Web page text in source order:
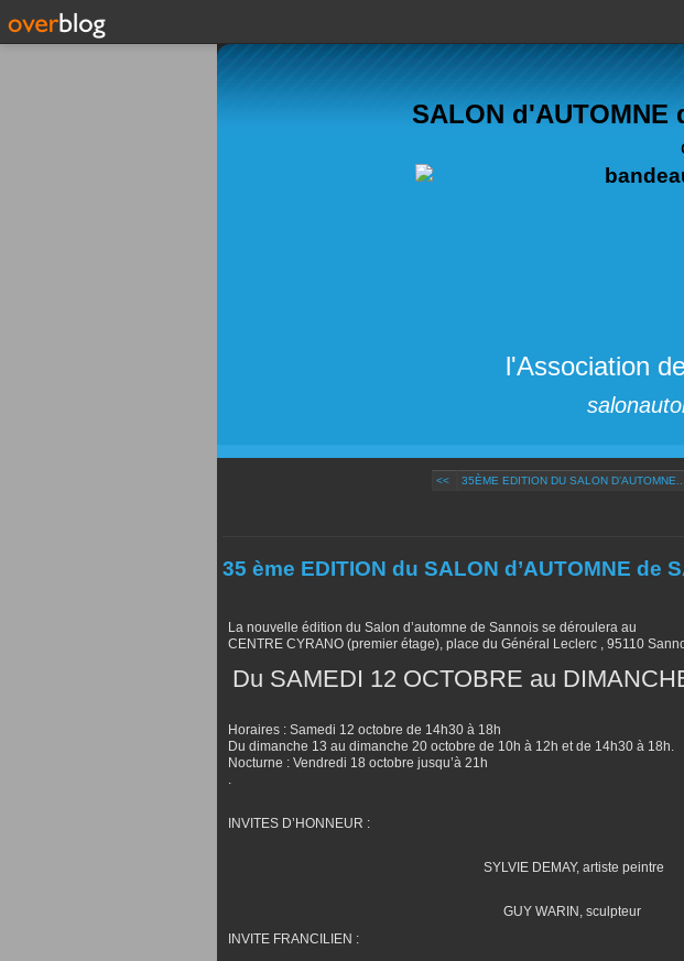
SALON d'AUTOMNE
l'Association
<< 35ÈME EDITION DU SALON
35 ème EDITION du SALON d’AUTOMNE de
La nouvelle édition du Salon d’automne de Sannois se déroulera au
CENTRE CYRANO (premier étage), place du Général Leclerc , 95110
Du SAMEDI 12 OCTOBRE au
Horaires : Samedi 12 octobre de 14h30 à 18h
Du dimanche 13 au dimanche 20 octobre de 10h à 12h et de 14h30 à 18h.
Nocturne : Vendredi 18 octobre jusqu’à 21h
INVITES D’HONNEUR :
SYLVIE DEMAY, artiste peintre
GUY WARIN, sculpteur
INVITE FRANCILIEN :